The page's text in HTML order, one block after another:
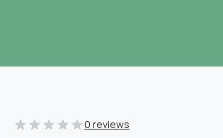
0 reviews